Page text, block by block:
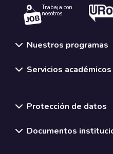
Trabaja con
nosotros.
Nuestros programas
Servicios académicos
Protección de datos
Documentos